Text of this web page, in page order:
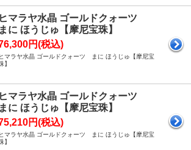
ヒマラヤ水晶 ゴールドクォーツ
まに ほうじゅ【摩尼宝珠】
円(税込)
ヒマラヤ水晶 ゴールドクォーツ まに ほうじゅ【摩尼宝
】
ヒマラヤ水晶 ゴールドクォーツ
まに ほうじゅ【摩尼宝珠】
円(税込)
ヒマラヤ水晶 ゴールドクォーツ まに ほうじゅ【摩尼宝
】